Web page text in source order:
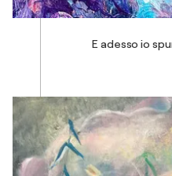
E adesso io